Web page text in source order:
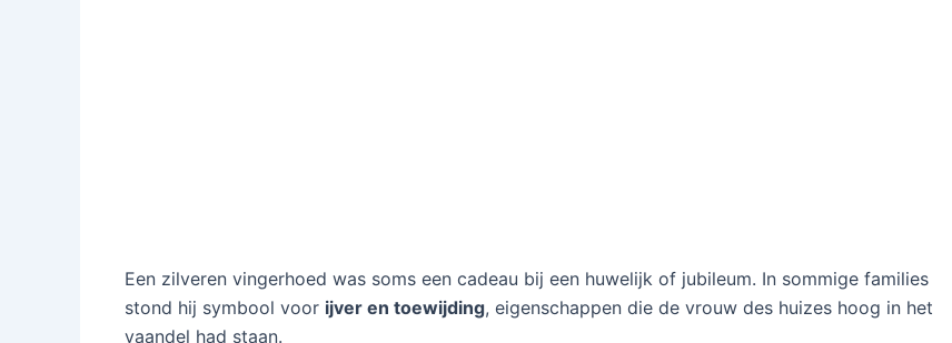
Een zilveren vingerhoed was soms een cadeau bij een huwelijk of jubileum. In sommige families
stond hij symbool voor ijver en toewijding, eigenschappen die de vrouw des huizes hoog in het
vaandel had staan.